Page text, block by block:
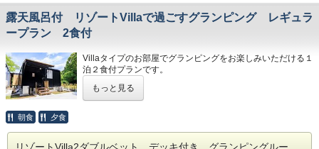
受付が終わりましたら大自然の中のプライベート空間をお楽
しみください キャンピングトレーラウッドデッキ３３．５
㎡ 天竜浜名湖鉄道 遠州森駅より１４時２０発送迎がござ
います（予約制）
ペット同伴プランはございません ３名様ご利用の場合はお
布団をご利用いただきます。キャンプ区画との同時利用はお
断りさせていただいております
露天風呂付 リゾートVillaで過ごすグランピング レギュラ
ープラン 2食付
Villaタイプのお部屋でグランピングをお楽しみいただける１
泊２食付プランです。
BBQの食材、BBQガスグリル、食器などはすべてご用意い
たします。
コンテナ室内には、エアコン、ユニットシャワー、トイレ、
もっと見る
朝食 夕食
リゾートVilla2ダブルベット デッキ付き グランピングルー